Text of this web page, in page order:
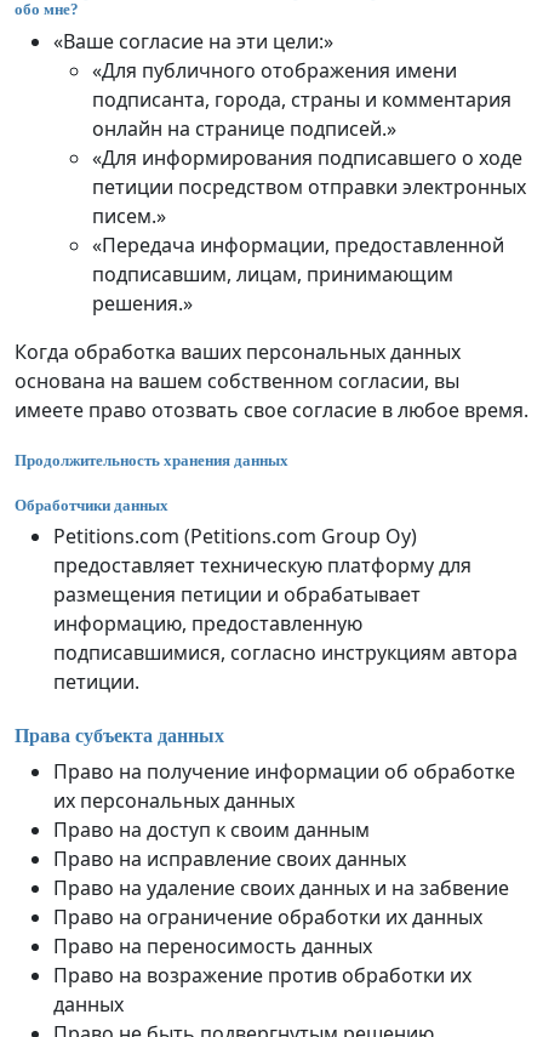
обо мне?
«Ваше согласие на эти цели:»
«Для публичного отображения имени
подписанта, города, страны и комментария
онлайн на странице подписей.»
«Для информирования подписавшего о ходе
петиции посредством отправки электронных
писем.»
«Передача информации, предоставленной
подписавшим, лицам, принимающим
решения.»
Когда обработка ваших персональных данных
основана на вашем собственном согласии, вы
имеете право отозвать свое согласие в любое время.
Продолжительность хранения данных
Обработчики данных
Petitions.com (Petitions.com Group Oy)
предоставляет техническую платформу для
размещения петиции и обрабатывает
информацию, предоставленную
подписавшимися, согласно инструкциям автора
петиции.
Права субъекта данных
Право на получение информации об обработке
их персональных данных
Право на доступ к своим данным
Право на исправление своих данных
Право на удаление своих данных и на забвение
Право на ограничение обработки их данных
Право на переносимость данных
Право на возражение против обработки их
данных